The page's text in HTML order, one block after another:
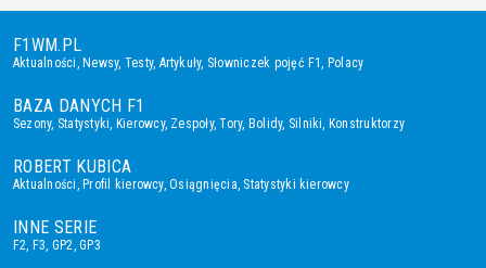
F1WM.PL
Aktualności,Newsy, Testy, Artykuły, Słowniczek pojęć F1, Polacy
BAZA DANYCH F1
Sezony, Statystyki, Kierowcy, Zespoły,Tory, Bolidy, Silniki, Konstruktorzy
ROBERT KUBICA
Aktualności,Profil kierowcy,Osiągnięcia, Statystyki kierowcy
INNE SERIE
F2, F3, GP2,GP3